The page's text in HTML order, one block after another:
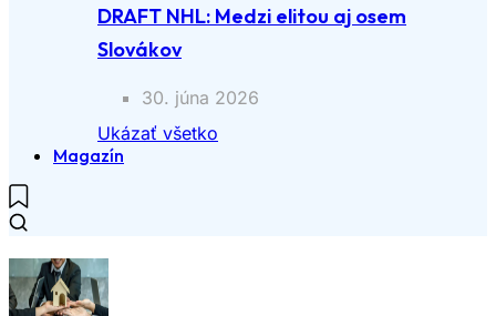
DRAFT NHL: Medzi elitou aj osem
Slovákov
30. júna 2026
Ukázať všetko
Magazín